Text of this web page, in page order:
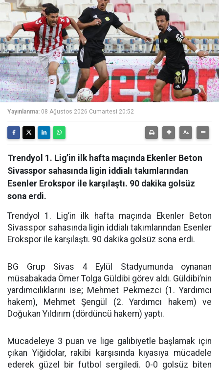
Yayınlanma: 08 Ağustos 2026 Cumartesi 20:52
Trendyol 1. Lig’in ilk hafta maçında Ekenler Beton
Sivasspor sahasında ligin iddialı takımlarından
Esenler Erokspor ile karşılaştı. 90 dakika golsüz
sona erdi.
Trendyol 1. Lig’in ilk hafta maçında Ekenler Beton
Sivasspor sahasında ligin iddialı takımlarından Esenler
Erokspor ile karşılaştı. 90 dakika golsüz sona erdi.
BG Grup Sivas 4 Eylül Stadyumunda oynanan
müsabakada Ömer Tolga Güldibi görev aldı. Güldibi’nin
yardımcılıklarını ise; Mehmet Pekmezci (1. Yardımcı
hakem), Mehmet Şengül (2. Yardımcı hakem) ve
Doğukan Yıldırım (dördüncü hakem) yaptı.
Mücadeleye 3 puan ve lige galibiyetle başlamak için
çıkan Yiğidolar, rakibi karşısında kıyasıya mücadele
ederek güzel bir futbol sergiledi. 0-0 golsüz biten